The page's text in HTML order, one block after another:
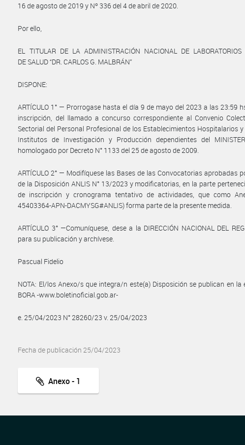
16 de agosto de 2019 y Nº 336 del 4 de abril de 2020.
Por ello,
EL TITULAR DE LA ADMINISTRACIÓN NACIONAL DE LABORATORIOS
DE SALUD “DR. CARLOS G. MALBRÁN”
DISPONE:
ARTÍCULO 1° — Prorrogase hasta el día 9 de mayo del 2023 a las 23:59
inscripción, del llamado a concurso correspondiente al Convenio
Sectorial del Personal Profesional de los Establecimientos Hospitalarios
Institutos de Investigación y Producción dependientes del
homologado por Decreto N° 1133 del 25 de agosto de 2009.
ARTÍCULO 2° — Modifíquese las Bases de las Convocatorias aprobadas
de la Disposición ANLIS N° 13/2023 y modificatorias, en la parte
de inscripción y cronograma tentativo de actividades, que como
45403364-APN-DACMYSG#ANLIS) forma parte de la presente medida.
ARTÍCULO 3° —Comuníquese, dese a la DIRECCIÓN NACIONAL DEL
para su publicación y archívese.
Pascual Fidelio
NOTA: El/los Anexo/s que integra/n este(a) Disposición se publican en la
BORA -www.boletinoficial.gob.ar-
e. 25/04/2023 N° 28260/23 v. 25/04/2023
Fecha de publicación 25/04/2023
Anexo - 1